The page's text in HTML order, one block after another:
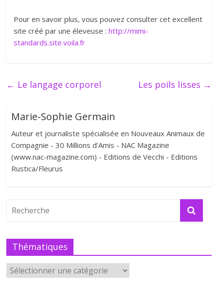
Pour en savoir plus, vous pouvez consulter cet excellent
site créé par une éleveuse :http://mimi-
standards.site.voila.fr
← Le langage corporel Les poils lisses →
Marie-Sophie Germain
Auteur et journaliste spécialisée en Nouveaux Animaux de
Compagnie - 30 Millions d'Amis - NAC Magazine
(www.nac-magazine.com) - Editions de Vecchi - Editions
Rustica/Fleurus
Thématiques